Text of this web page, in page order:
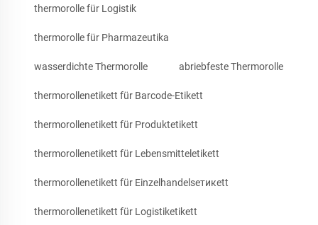
thermorolle für Logistik
thermorolle für Pharmazeutika
wasserdichte Thermorolle abriebfeste Thermorolle
thermorollenetikett für Barcode-Etikett
thermorollenetikett für Produktetikett
thermorollenetikett für Lebensmitteletikett
thermorollenetikett für Einzelhandelseтикett
thermorollenetikett für Logistiketikett